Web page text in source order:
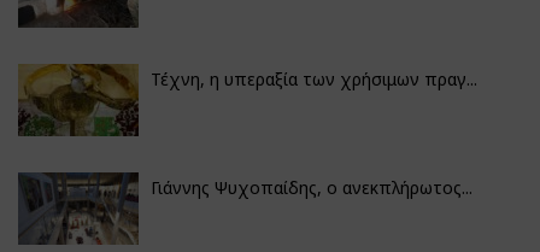
Τέχνη, η υπεραξία των χρήσιμων πραγ...
Γιάννης Ψυχοπαίδης, ο ανεκπλήρωτος...